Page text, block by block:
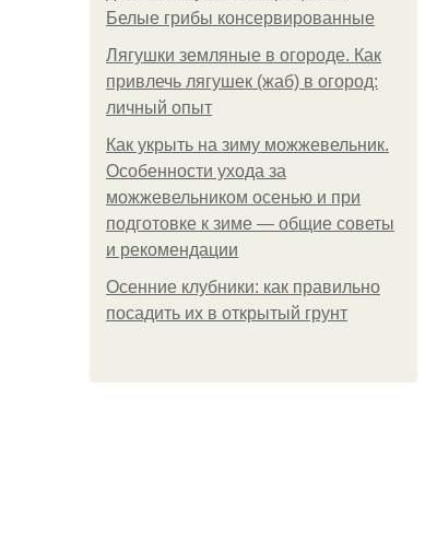
Белые грибы консервированные
Лягушки земляные в огороде. Как
привлечь лягушек (жаб) в огород:
личный опыт
Как укрыть на зиму можжевельник.
Особенности ухода за
можжевельником осенью и при
подготовке к зиме — общие советы
и рекомендации
Осенние клубники: как правильно
посадить их в открытый грунт